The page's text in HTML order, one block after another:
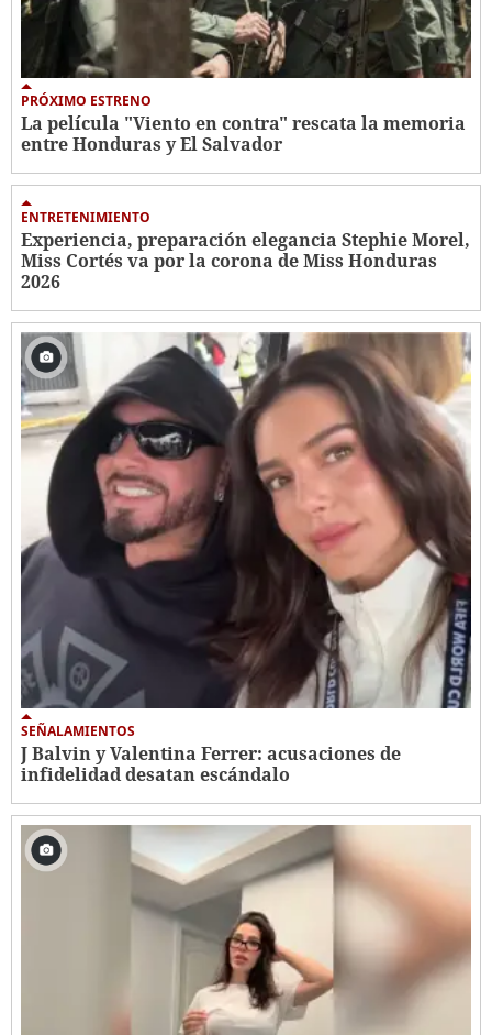
PRÓXIMO ESTRENO
La película "Viento en contra" rescata la memoria
entre Honduras y El Salvador
ENTRETENIMIENTO
Experiencia, preparación elegancia Stephie Morel,
Miss Cortés va por la corona de Miss Honduras
2026
SEÑALAMIENTOS
J Balvin y Valentina Ferrer: acusaciones de
infidelidad desatan escándalo